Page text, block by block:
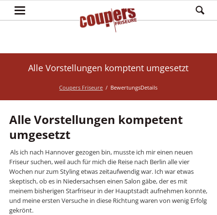
Alle Vorstellungen komptent umgesetzt
Coupers Friseure BewertungsDetails
Alle Vorstellungen kompetent
umgesetzt
Als ich nach Hannover gezogen bin, musste ich mir einen neuen
Friseur suchen, weil auch für mich die Reise nach Berlin alle vier
Wochen nur zum Styling etwas zeitaufwendig war. Ich war etwas
skeptisch, ob es in Niedersachsen einen Salon gäbe, der es mit
meinem bisherigen Starfriseur in der Hauptstadt aufnehmen konnte,
und meine ersten Versuche in diese Richtung waren von wenig Erfolg
gekrönt.